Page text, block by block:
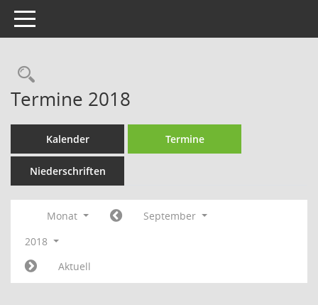
Toggle navigation
Rechercheauswahl
Termine 2018
Kalender Termine
Niederschriften
Monat
September
2018
Aktuell